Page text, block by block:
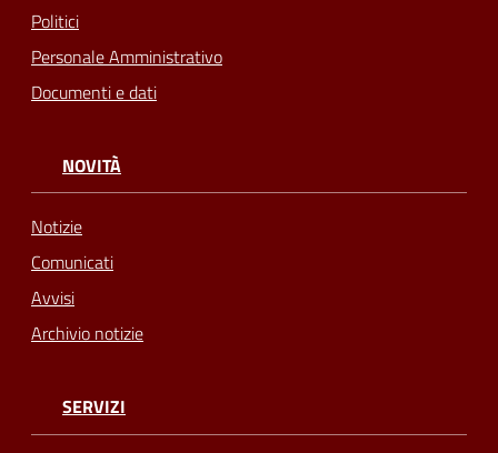
Politici
Personale Amministrativo
Documenti e dati
NOVITÀ
Notizie
Comunicati
Avvisi
Archivio notizie
SERVIZI